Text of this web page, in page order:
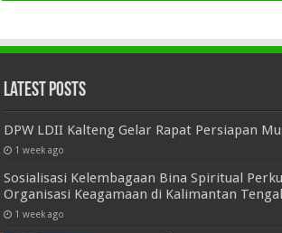
Latest Posts
DPW LDII Kalteng Gelar Rapat Persiapan
1 week ago
Sosialisasi Kelembagaan Bina Spiritual
Organisasi Keagamaan di Kalimantan
1 week ago